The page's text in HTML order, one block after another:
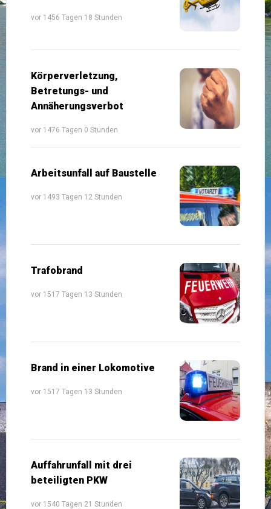
vor 1456 Tagen 18 Stunden
Körperverletzung,
Betretungs- und
Annäherungsverbot
vor 1476 Tagen 0 Stunden
Arbeitsunfall auf Baustelle
vor 1493 Tagen 12 Stunden
Trafobrand
vor 1517 Tagen 13 Stunden
Brand in einer Lokomotive
vor 1517 Tagen 13 Stunden
Auffahrunfall mit drei
beteiligten PKW
vor 1540 Tagen 21 Stunden